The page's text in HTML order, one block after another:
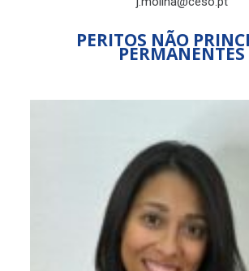
PERITOS NÃO
PERMANENTES